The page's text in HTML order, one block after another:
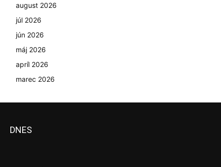
august 2026
júl 2026
jún 2026
máj 2026
apríl 2026
marec 2026
DNES